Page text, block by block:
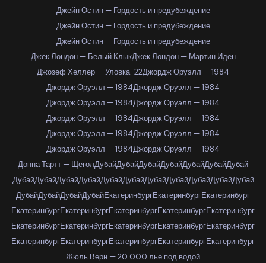
Джейн Остин — Гордость и предубеждение
Джейн Остин — Гордость и предубеждение
Джейн Остин — Гордость и предубеждение
Джек Лондон — Белый КлыкДжек Лондон — Мартин Иден
Джозеф Хеллер — Уловка-22Джордж Оруэлл — 1984
Джордж Оруэлл — 1984Джордж Оруэлл — 1984
Джордж Оруэлл — 1984Джордж Оруэлл — 1984
Джордж Оруэлл — 1984Джордж Оруэлл — 1984
Джордж Оруэлл — 1984Джордж Оруэлл — 1984
Джордж Оруэлл — 1984Джордж Оруэлл — 1984
Донна Тартт — ЩеголДубайДубайДубайДубайДубайДубайДубай
ДубайДубайДубайДубайДубайДубайДубайДубайДубайДубайДубай
ДубайДубайДубайДубайЕкатеринбургЕкатеринбургЕкатеринбург
ЕкатеринбургЕкатеринбургЕкатеринбургЕкатеринбургЕкатеринбург
ЕкатеринбургЕкатеринбургЕкатеринбургЕкатеринбургЕкатеринбург
ЕкатеринбургЕкатеринбургЕкатеринбургЕкатеринбургЕкатеринбург
Жюль Верн — 20 000 лье под водой